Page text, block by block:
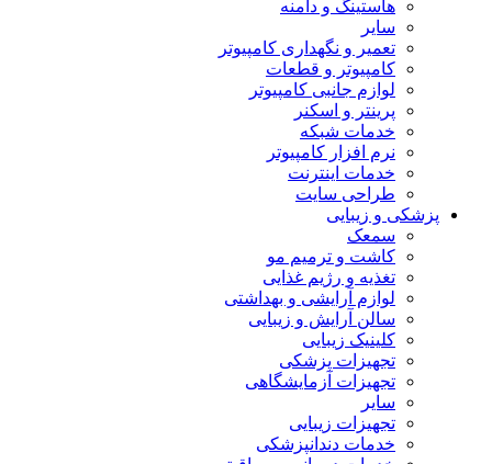
هاستینگ و دامنه
سایر
تعمیر و نگهداری کامپیوتر
کامپیوتر و قطعات
لوازم جانبی کامپیوتر
پرینتر و اسکنر
خدمات شبکه
نرم افزار کامپیوتر
خدمات اینترنت
طراحی سایت
پزشکی و زیبایی
سمعک
کاشت و ترمیم مو
تغذیه و رژیم غذایی
لوازم آرایشی و بهداشتی
سالن آرایش و زیبایی
کلینیک زیبایی
تجهیزات پزشکی
تجهیزات آزمایشگاهی
سایر
تجهیزات زیبایی
خدمات دندانپزشکی